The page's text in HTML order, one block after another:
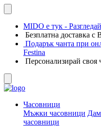
MIDO е тук -
Безплатна доставка с
Подарък чанта при
Festina
Персонализирай своя
Часовници
Мъжки часовници
часовници